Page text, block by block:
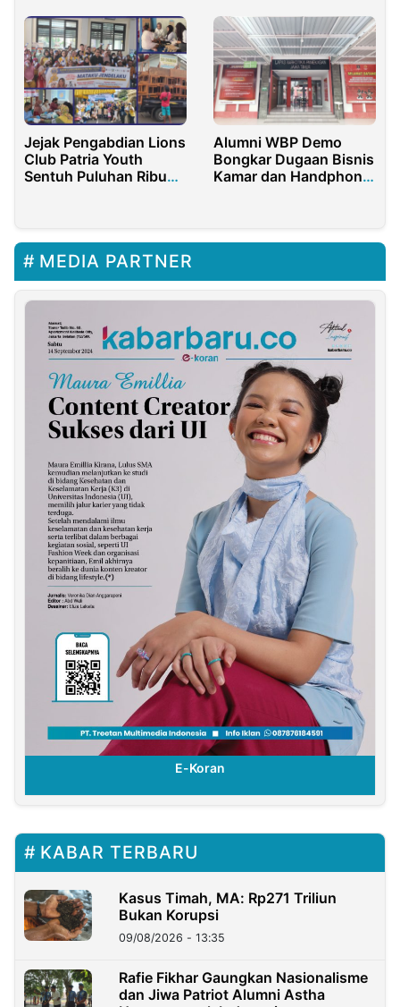
Jejak Pengabdian Lions
Club Patria Youth
Sentuh Puluhan Ribu
Alumni WBP Demo
Bongkar Dugaan Bisnis
Kamar dan Handphone
MEDIA PARTNER
E-Koran
KABAR TERBARU
Kasus Timah, MA: Rp271 Triliun
Bukan Korupsi
09/08/2026 - 13:35
Rafie Fikhar Gaungkan Nasionalisme
dan Jiwa Patriot Alumni Astha